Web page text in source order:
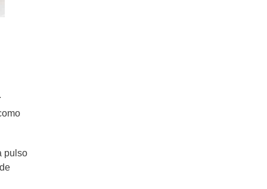
pulso